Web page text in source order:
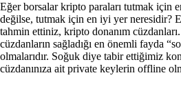
Eğer borsalar kripto paraları tutmak için
değilse, tutmak için en iyi yer neresidir?
tahmin ettiniz, kripto donanım
cüzdanların sağladığı en önemli fayda
olmalarıdır. Soğuk diye tabir ettiğimiz
cüzdanınıza ait private keylerin offline